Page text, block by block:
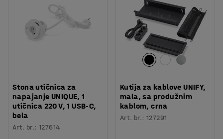
Stona utičnica za
napajanje UNIQUE, 1
utičnica 220 V, 1 USB-C,
bela
Art. br.:127614
Kutija za kablove UNIFY,
mala, sa produžnim
kablom, crna
Art. br.:127291